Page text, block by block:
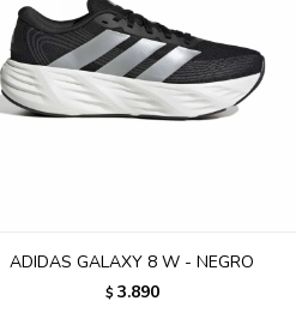
ADIDAS GALAXY 8 W - NEGRO
$ 3.890